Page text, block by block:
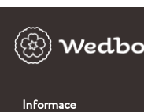
Informace